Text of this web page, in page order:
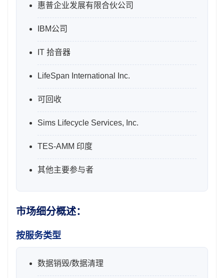
惠普企业发展有限合伙公司
IBM公司
IT 拾音器
LifeSpan International Inc.
可回收
Sims Lifecycle Services, Inc.
TES-AMM 印度
其他主要参与者
市场细分概述：
按服务类型
数据销毁/数据清理